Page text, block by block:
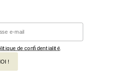
de confidentialité
!